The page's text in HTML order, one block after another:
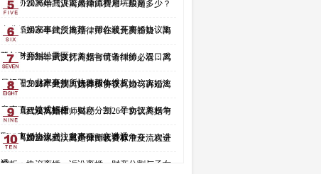
析：协议离婚与诉讼离婚流程避坑指南
2026年武汉离婚律师费用一般是多少？
专业婚姻家事律所推荐，帮你避开离婚协议陷
阱与财产纠纷雷区
2026年武汉离婚律师在线免费答疑：离
异财产分割、子女抚养权与债务纠纷，汉口武
昌汉阳专业家事律所快速帮你维权
2026年武汉打离婚官司请律师必看：离
婚流程、财产分割、抚养权争夺、协议离婚注
意事项一站式解析
2026年武汉离婚律师协议离婚与诉讼离
婚全流程避坑指南：财产分割、子女抚养权争
取、离婚协议书注意事项一文讲透
武汉离婚律师揭秘：2026年协议离婚与
诉讼离婚全流程，财产分割抚养权争夺一次讲
透
2026年武汉离婚律师收费标准及流程全
解析：协议离婚、诉讼离婚、财产分割与子女